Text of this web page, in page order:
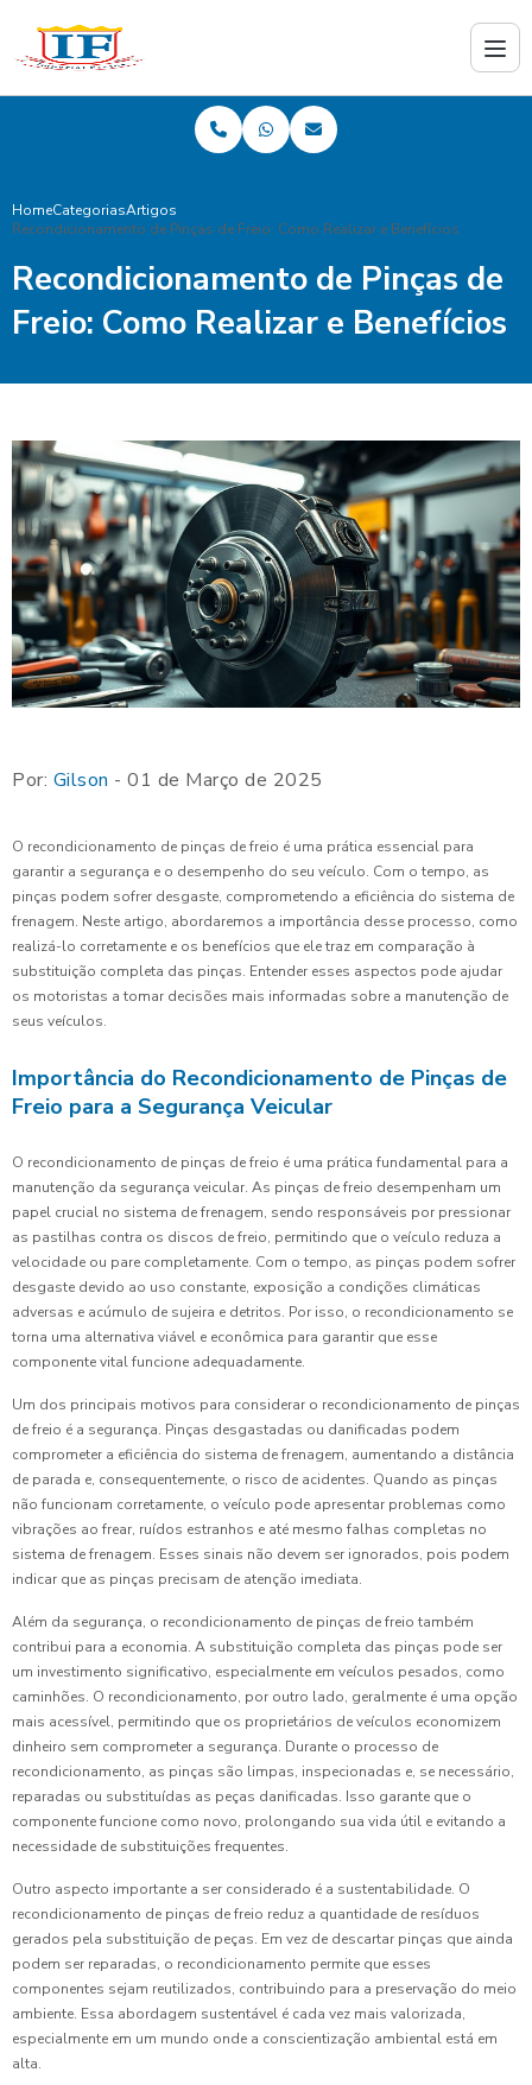
HomeCategoriasArtigos
Recondicionamento de Pinças de Freio: Como Realizar e Benefícios
Recondicionamento de Pinças de
Freio: Como Realizar e Benefícios
Por: Gilson - 01 de Março de 2025
O recondicionamento de pinças de freio é uma prática essencial para
garantir a segurança e o desempenho do seu veículo. Com o tempo, as
pinças podem sofrer desgaste, comprometendo a eficiência do sistema de
frenagem. Neste artigo, abordaremos a importância desse processo, como
realizá-lo corretamente e os benefícios que ele traz em comparação à
substituição completa das pinças. Entender esses aspectos pode ajudar
os motoristas a tomar decisões mais informadas sobre a manutenção de
seus veículos.
Importância do Recondicionamento de Pinças de
Freio para a Segurança Veicular
O recondicionamento de pinças de freio é uma prática fundamental para a
manutenção da segurança veicular. As pinças de freio desempenham um
papel crucial no sistema de frenagem, sendo responsáveis por pressionar
as pastilhas contra os discos de freio, permitindo que o veículo reduza a
velocidade ou pare completamente. Com o tempo, as pinças podem sofrer
desgaste devido ao uso constante, exposição a condições climáticas
adversas e acúmulo de sujeira e detritos. Por isso, o recondicionamento se
torna uma alternativa viável e econômica para garantir que esse
componente vital funcione adequadamente.
Um dos principais motivos para considerar o recondicionamento de pinças
de freio é a segurança. Pinças desgastadas ou danificadas podem
comprometer a eficiência do sistema de frenagem, aumentando a distância
de parada e, consequentemente, o risco de acidentes. Quando as pinças
não funcionam corretamente, o veículo pode apresentar problemas como
vibrações ao frear, ruídos estranhos e até mesmo falhas completas no
sistema de frenagem. Esses sinais não devem ser ignorados, pois podem
indicar que as pinças precisam de atenção imediata.
Além da segurança, o recondicionamento de pinças de freio também
contribui para a economia. A substituição completa das pinças pode ser
um investimento significativo, especialmente em veículos pesados, como
caminhões. O recondicionamento, por outro lado, geralmente é uma opção
mais acessível, permitindo que os proprietários de veículos economizem
dinheiro sem comprometer a segurança. Durante o processo de
recondicionamento, as pinças são limpas, inspecionadas e, se necessário,
reparadas ou substituídas as peças danificadas. Isso garante que o
componente funcione como novo, prolongando sua vida útil e evitando a
necessidade de substituições frequentes.
Outro aspecto importante a ser considerado é a sustentabilidade. O
recondicionamento de pinças de freio reduz a quantidade de resíduos
gerados pela substituição de peças. Em vez de descartar pinças que ainda
podem ser reparadas, o recondicionamento permite que esses
componentes sejam reutilizados, contribuindo para a preservação do meio
ambiente. Essa abordagem sustentável é cada vez mais valorizada,
especialmente em um mundo onde a conscientização ambiental está em
alta.